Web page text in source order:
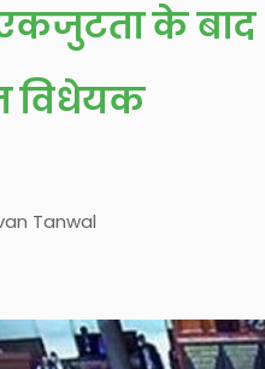
एकजुटता के
विधेयक
Tanwal